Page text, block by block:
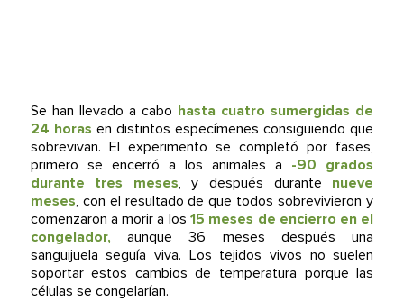
Se han llevado a cabo hasta cuatro sumergidas de
24 horas en distintos especímenes consiguiendo que
sobrevivan. El experimento se completó por fases,
primero se encerró a los animales a -90 grados
durante tres meses, y después durante nueve
meses, con el resultado de que todos sobrevivieron y
comenzaron a morir a los 15 meses de encierro en el
congelador, aunque 36 meses después una
sanguijuela seguía viva. Los tejidos vivos no suelen
soportar estos cambios de temperatura porque las
células se congelarían.